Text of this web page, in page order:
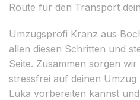
Route für den Transport
Umzugsprofi Kranz aus
allen diesen Schritten und
Seite. Zusammen sorgen
stressfrei auf deinen
Luka vorbereiten kannst